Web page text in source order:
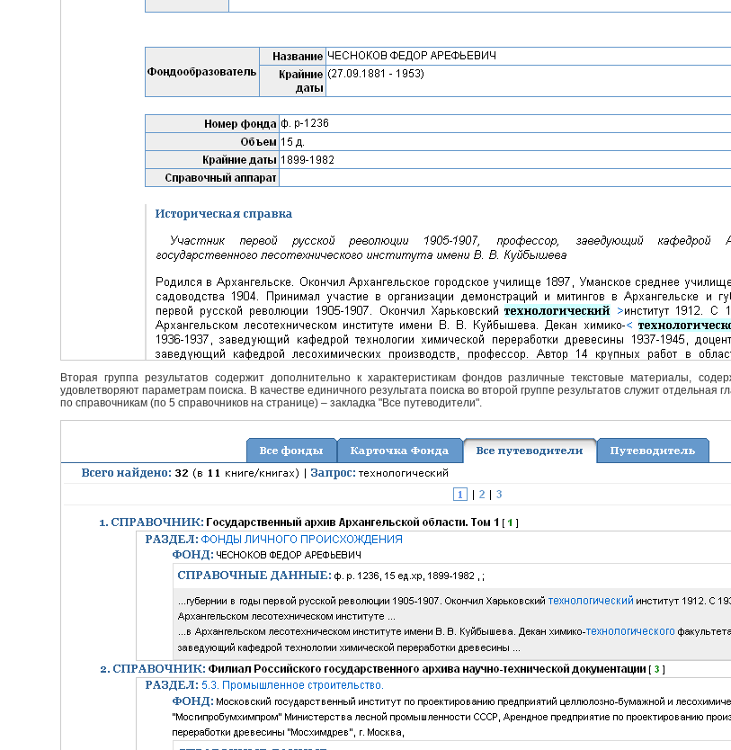
Вторая группа результатов содержит дополнительно к характеристикам фондов различные текстовые материалы,
удовлетворяют параметрам поиска. В качестве единичного результата поиска во второй группе результатов служит отдельная
по справочникам (по 5 справочников на странице) – закладка "Все путеводители".